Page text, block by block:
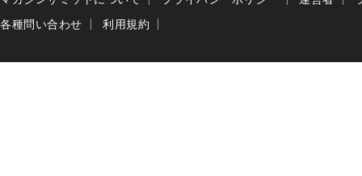
各種問い合わせ
利用規約